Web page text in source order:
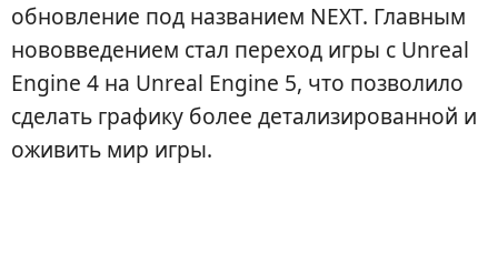
обновление под названием NEXT. Главным
нововведением стал переход игры с Unreal
Engine 4 на Unreal Engine 5, что позволило
сделать графику более детализированной и
оживить мир игры.